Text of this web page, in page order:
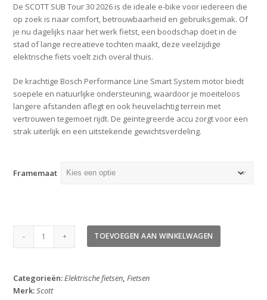
De SCOTT SUB Tour 30 2026 is de ideale e-bike voor iedereen die
op zoek is naar comfort, betrouwbaarheid en gebruiksgemak. Of
je nu dagelijks naar het werk fietst, een boodschap doet in de
stad of lange recreatieve tochten maakt, deze veelzijdige
elektrische fiets voelt zich overal thuis.
De krachtige Bosch Performance Line Smart System motor biedt
soepele en natuurlijke ondersteuning, waardoor je moeiteloos
langere afstanden aflegt en ook heuvelachtig terrein met
vertrouwen tegemoet rijdt. De geïntegreerde accu zorgt voor een
strak uiterlijk en een uitstekende gewichtsverdeling.
Framemaat
Scott
2026
aantal
TOEVOEGEN AAN WINKELWAGEN
Categorieën:Elektrische fietsen,Fietsen
Merk:Scott